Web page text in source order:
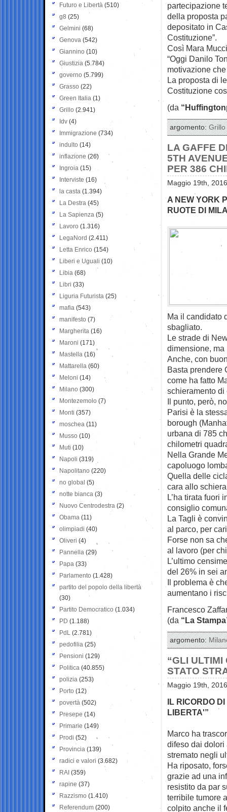
partecipazione
della proposta
depositato in
Costituzione”.
Così Mara
“Oggi Danilo
motivazione
La proposta di
Costituzione
(da
argomento:Grillo
LA GAFFE
5TH
PER 386
Maggio 19th,
A NEW YORK
RUOTE DI
Ma il candidato
sbagliato.
Le strade di
dimensione,
Anche, con
Basta prendere
come ha fatto
schieramento
Il punto, però,
Parisi è la
borough
urbana di 785
chilometri
Nella Grande
capoluogo
Quella delle
cara allo
L’ha tirata fuori
consiglio
La Tagli è
al parco, per
Forse non sa
al lavoro (per
L’ultimo
del 26% in sei
Il problema è
aumentano i
Francesco
(da “La
argomento:
“GLI ULTIMI
STATO
Maggio 19th,
IL RICORDO
LIBERTA'”
Marco ha
difeso dai
stremato negli
Ha riposato,
grazie ad una
resistito da par
terribile tumore
colpito anche il
Futuro e Libertà (510)
g8 (25)
Gelmini (68)
Genova (542)
Giannino (10)
Giustizia (5.784)
governo (5.799)
Grasso (22)
Green Italia (1)
Grillo (2.941)
Idv (4)
Immigrazione (734)
indulto (14)
inflazione (26)
Ingroia (15)
Interviste (16)
la casta (1.394)
La Destra (45)
La Sapienza (5)
Lavoro (1.316)
LegaNord (2.411)
Letta Enrico (154)
Liberi e Uguali (10)
Libia (68)
Libri (33)
Liguria Futurista (25)
mafia (543)
manifesto (7)
Margherita (16)
Maroni (171)
Mastella (16)
Mattarella (60)
Meloni (14)
Milano (300)
Montezemolo (7)
Monti (357)
moschea (11)
Musso (10)
Muti (10)
Napoli (319)
Napolitano (220)
no global (5)
notte bianca (3)
Nuovo Centrodestra (2)
Obama (11)
olimpiadi (40)
Oliveri (4)
Pannella (29)
Papa (33)
Parlamento (1.428)
partito del popolo della libertà
(30)
Partito Democratico (1.034)
PD (1.188)
PdL (2.781)
pedofilia (25)
Pensioni (129)
Politica (40.855)
polizia (253)
Porto (12)
povertà (502)
Presepe (14)
Primarie (149)
Prodi (52)
Provincia (139)
radici e valori (3.682)
RAI (359)
rapine (37)
Razzismo (1.410)
Referendum (200)